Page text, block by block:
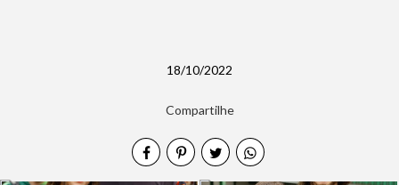
18/10/2022
Compartilhe